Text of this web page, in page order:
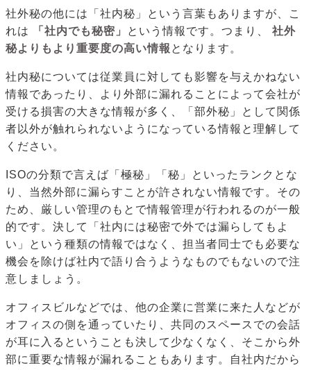
社外秘の他には「社内秘」という言葉もありますが、こ
れは
「社内でも秘密」 という情報です。つまり、
社外
秘よりもより重要度の高い情報 となります。
社内秘については従業員に対しても影響を与えかねない
情報であったり、より外部に漏れることによって会社が
受ける損害の大きな情報が多く、「部外秘」として関係
者以外が触れられないようになっている情報と理解して
ください。
ISOの分類で言えば「極秘」「秘」といったランクとな
り、当然外部に漏らすことが許されない情報です。その
ため、厳しい管理のもとで情報管理が行われるのが一般
的です。決して「社内には秘密で外では漏らしてもよ
い」という種類の情報ではなく、担当者同士でも必要な
機会を除けば社内で語り合うようなものでもないので注
意しましょう。
オフィスビルなどでは、他の企業に営業に来た人などが
オフィスの側を通っていたり、共同のスペースでの会話
が耳に入るということも決して少なくなく、そこから外
部に重要な情報が漏れることもあります。自社内だから